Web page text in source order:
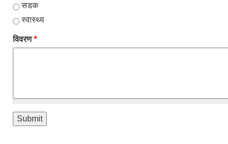
सडक
स्वास्थ्य
विवरण*